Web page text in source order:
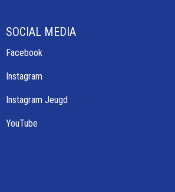
SOCIAL MEDIA
Facebook
Instagram
Instagram Jeugd
YouTube